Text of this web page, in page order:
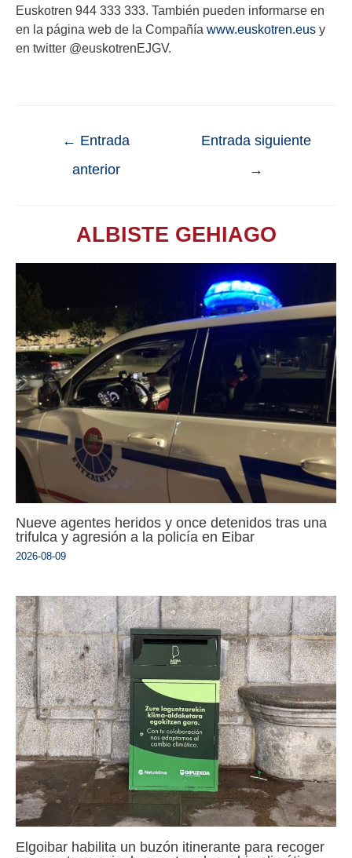
Euskotren 944 333 333. También pueden informarse en
en la página web de la Compañía www.euskotren.eus y
en twitter @euskotrenEJGV.
← Entrada
anterior
Entrada siguiente
→
ALBISTE GEHIAGO
Nueve agentes heridos y once detenidos tras una
trifulca y agresión a la policía en Eibar
2026-08-09
Elgoibar habilita un buzón itinerante para recoger